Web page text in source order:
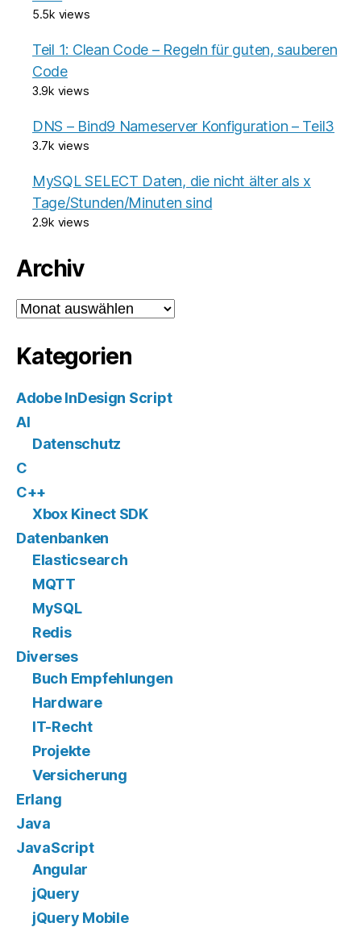
5.5k views
Teil 1: Clean Code – Regeln für guten, sauberen
Code
3.9k views
DNS – Bind9 Nameserver Konfiguration – Teil3
3.7k views
MySQL SELECT Daten, die nicht älter als x
Tage/Stunden/Minuten sind
2.9k views
Archiv
Archiv
Kategorien
Adobe InDesign Script
AI
Datenschutz
C
C++
Xbox Kinect SDK
Datenbanken
Elasticsearch
MQTT
MySQL
Redis
Diverses
Buch Empfehlungen
Hardware
IT-Recht
Projekte
Versicherung
Erlang
Java
JavaScript
Angular
jQuery
jQuery Mobile